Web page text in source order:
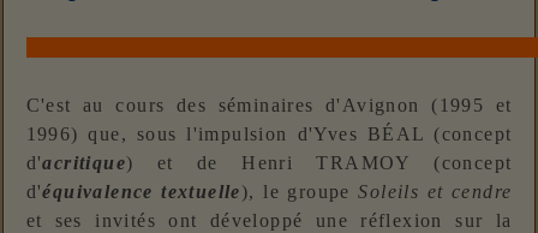
C'est au cours des séminaires d'Avignon (1995 et
1996) que, sous l'impulsion d'Yves BÉAL (concept
d'acritique) et de Henri TRAMOY (concept
d'équivalence textuelle), le groupeSoleils et cendre
et ses invités ont développé une réflexion sur la